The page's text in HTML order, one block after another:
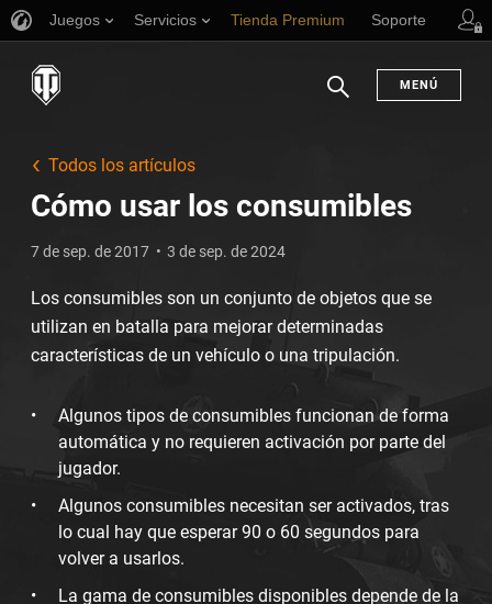
Juegos Servicios Tienda Premium Soporte
MENÚ
Todos los artículos
Cómo usar los consumibles
7 de sep. de 2017 3 de sep. de 2024
Los consumibles son un conjunto de objetos que se
utilizan en batalla para mejorar determinadas
características de un vehículo o una tripulación.
Algunos tipos de consumibles funcionan de forma
automática y no requieren activación por parte del
jugador.
Algunos consumibles necesitan ser activados, tras
lo cual hay que esperar 90 o 60 segundos para
volver a usarlos.
La gama de consumibles disponibles depende de la